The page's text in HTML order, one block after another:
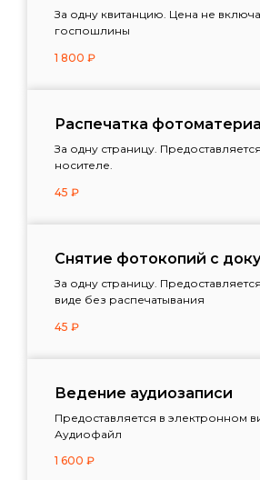
За одну квитанцию. Цена не
госпошлины
1 800 ₽
Распечатка
За одну страницу.
носителе.
45 ₽
Снятие фотокопий с
За одну страницу.
виде без распечатывания
45 ₽
Ведение аудиозаписи
Предоставляется в электронном
Аудиофайл
1 600 ₽